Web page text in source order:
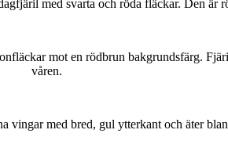
med svarta och röda fläckar. Den är
mot en rödbrun bakgrundsfärg.
våren.
vingar med bred, gul ytterkant och äter